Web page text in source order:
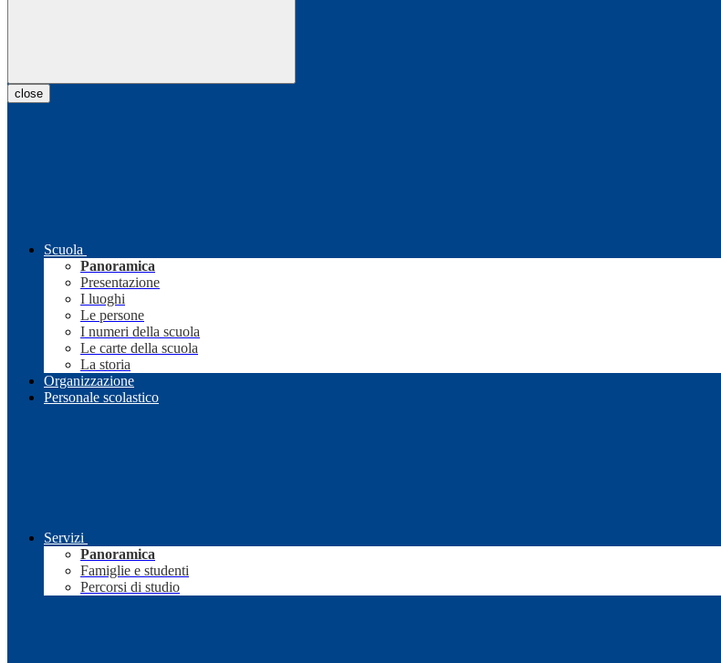
close
Scuola
Panoramica
Presentazione
I luoghi
Le persone
I numeri della scuola
Le carte della scuola
La storia
Organizzazione
Personale scolastico
Servizi
Panoramica
Famiglie e studenti
Percorsi di studio